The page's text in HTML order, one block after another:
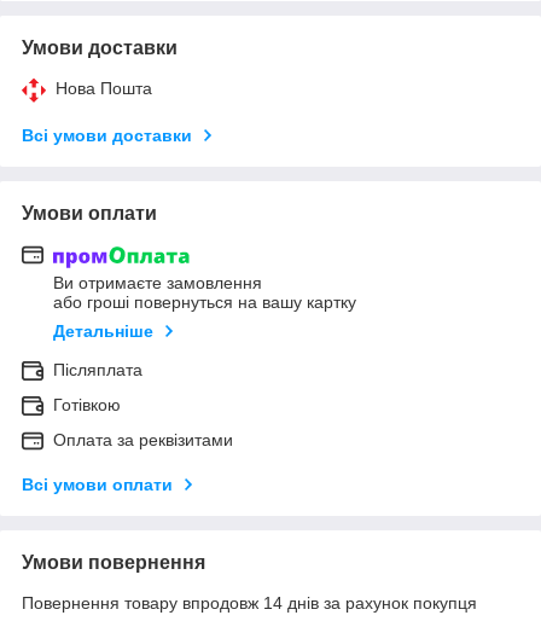
Умови доставки
Нова Пошта
Всі умови доставки
Умови оплати
Ви отримаєте замовлення
або гроші повернуться на вашу картку
Детальніше
Післяплата
Готівкою
Оплата за реквізитами
Всі умови оплати
Умови повернення
Повернення товару впродовж 14 днів за рахунок покупця